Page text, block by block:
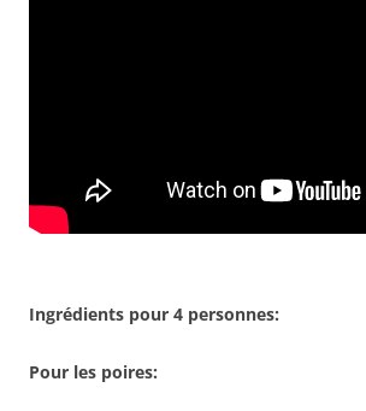
Ingrédients pour 4 personnes:
Pour les poires: